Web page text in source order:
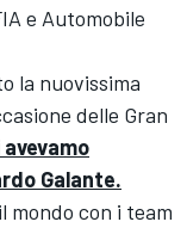
e Automobile
la nuovissima
delle Gran
avevamo
Galante.
mondo con i team